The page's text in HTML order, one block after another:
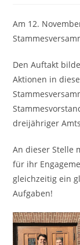
Am 12.
Den Auftakt
Aktionen in
dreijähriger
An dieser Stelle
für ihr
gleichzeitig ein
Aufgaben!